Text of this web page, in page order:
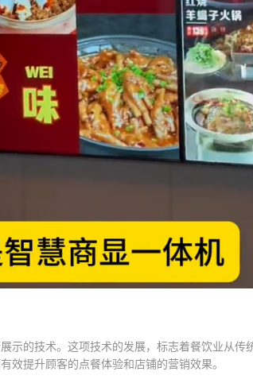
示的技术。这项技术的发展，标志着餐饮业从
效提升顾客的点餐体验和店铺的营销效果。